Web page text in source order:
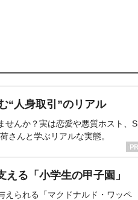
“人身取引”のリアル
せんか？実は恋愛や悪質ホスト、S
さんと学ぶリアルな実態。
る「小学生の甲子園」
えられる「マクドナルド・ワッペ